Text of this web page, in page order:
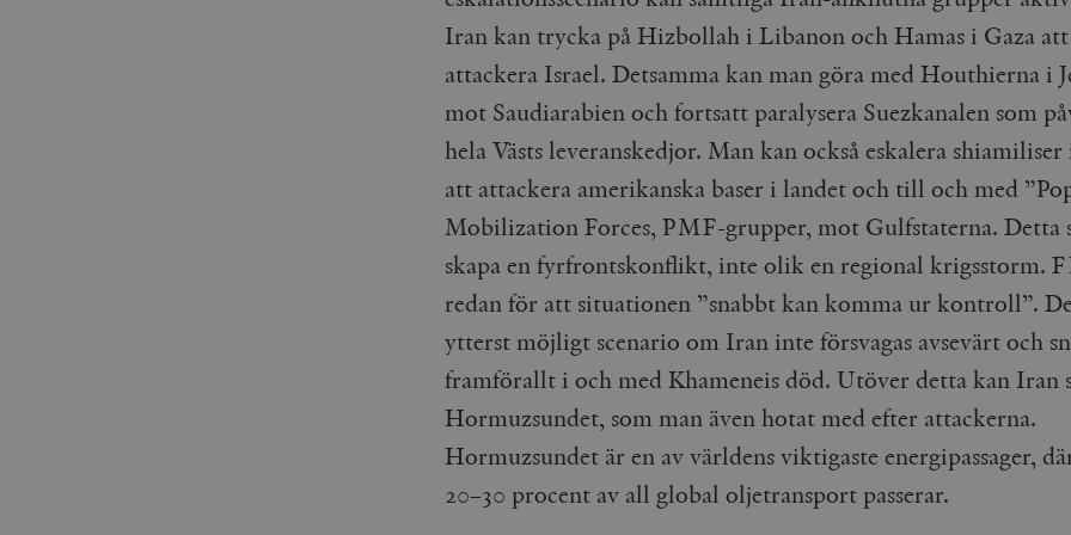
Iran kan trycka på Hizbollah i Libanon och Hamas i Gaza att
attackera Israel. Detsamma kan man göra med Houthierna i
mot Saudiarabien och fortsatt paralysera Suezkanalen som
hela Västs leveranskedjor. Man kan också eskalera
att attackera amerikanska baser i landet och till och med
Mobilization Forces, PMF-grupper, mot Gulfstaterna. Detta
skapa en fyrfrontskonflikt, inte olik en regional krigsstorm.
redan för att situationen ”snabbt kan komma ur kontroll”.
ytterst möjligt scenario om Iran inte försvagas avsevärt och
framförallt i och med Khameneis död. Utöver detta kan Iran
Hormuzsundet, som man även hotat med efter attackerna.
Hormuzsundet är en av världens viktigaste energipassager,
20–30 procent av all global oljetransport passerar.
.timbro.se
unikt värde för varje besökt sida och används för
_gat_UA-19195086-1 .timbro.se
54
Detta är en mönstertyps-cookie som har ställts in
mönsterelementet i namnet innehåller det unika
kontot eller webbplatsen det hänför sig till. Det
webbplatser med hög trafikvolym.
_ga_YBG49SLCTY .timbro.se
1 år 1
Denna cookie används av Google Analytics för
_hjSessionUser_675006 .timbro.se 1 år
_hjIncludedInSessionSample_675006 .timbro.se
2
minuter
timbro.se
Cloudflare
Inc.
.podbean.com
30
minuter
Denna cookie används för att skilja mellan människor och
för webbplatsen för att göra giltiga rapporter om
Platform Inc.
månader
från tredjepartsannonsörer
Inc.
.vimeo.com
månad
Dessa kakor används av Vimeo-videospelaren på